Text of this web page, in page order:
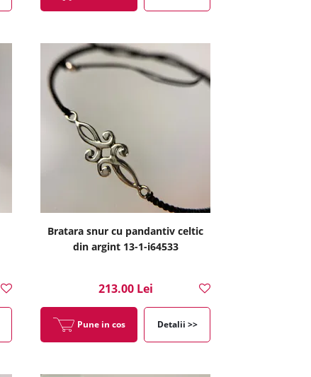
Bratara snur cu pandantiv celtic
din argint 13-1-i64533
213.00 Lei
Pune in cos Detalii >>